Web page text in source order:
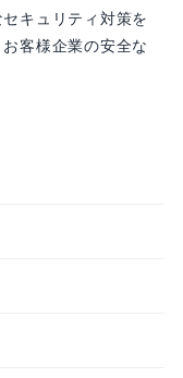
キュリティ対策を
客様企業の安全な